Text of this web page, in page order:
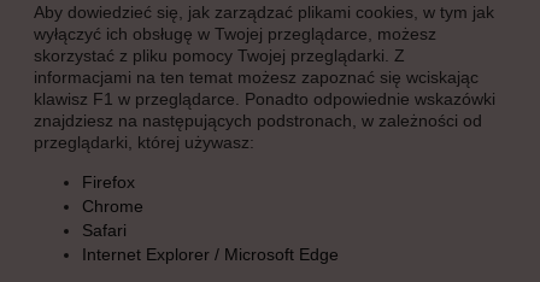
Aby dowiedzieć się, jak zarządzać plikami cookies, w tym jak
wyłączyć ich obsługę w Twojej przeglądarce, możesz
skorzystać z pliku pomocy Twojej przeglądarki. Z
informacjami na ten temat możesz zapoznać się wciskając
klawisz F1 w przeglądarce. Ponadto odpowiednie wskazówki
znajdziesz na następujących podstronach, w zależności od
przeglądarki, której używasz:
Firefox
Chrome
Safari
Internet Explorer / Microsoft Edge